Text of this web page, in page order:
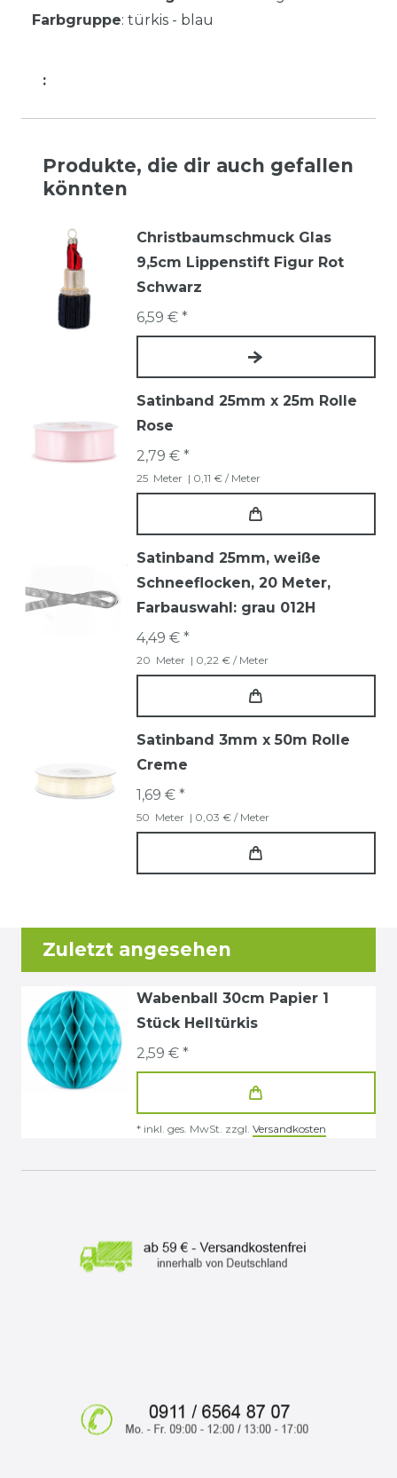
Farbgruppe: türkis - blau
:
Produkte, die dir auch gefallen
könnten
Christbaumschmuck Glas
9,5cm Lippenstift Figur Rot
Schwarz
6,59 € *
Satinband 25mm x 25m Rolle
Rose
2,79 € *
25 Meter | 0,11 € / Meter
Satinband 25mm, weiße
Schneeflocken, 20 Meter,
Farbauswahl: grau 012H
4,49 € *
20 Meter | 0,22 € / Meter
Satinband 3mm x 50m Rolle
Creme
1,69 € *
50 Meter | 0,03 € / Meter
Zuletzt angesehen
Wabenball 30cm Papier 1
Stück Helltürkis
2,59 € *
* inkl. ges. MwSt. zzgl. Versandkosten